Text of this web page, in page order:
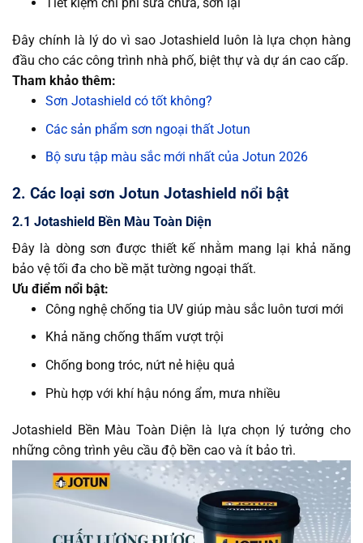
Tiết kiệm chi phí sửa chữa, sơn lại
Đây chính là lý do vì sao Jotashield luôn là lựa chọn hàng
đầu cho các công trình nhà phố, biệt thự và dự án cao cấp.
Tham khảo thêm:
Sơn Jotashield có tốt không?
Các sản phẩm sơn ngoại thất Jotun
Bộ sưu tập màu sắc mới nhất của Jotun 2026
2. Các loại sơn Jotun Jotashield nổi bật
2.1 Jotashield Bền Màu Toàn Diện
Đây là dòng sơn được thiết kế nhằm mang lại khả năng
bảo vệ tối đa cho bề mặt tường ngoại thất.
Ưu điểm nổi bật:
Công nghệ chống tia UV giúp màu sắc luôn tươi mới
Khả năng chống thấm vượt trội
Chống bong tróc, nứt nẻ hiệu quả
Phù hợp với khí hậu nóng ẩm, mưa nhiều
Jotashield Bền Màu Toàn Diện là lựa chọn lý tưởng cho
những công trình yêu cầu độ bền cao và ít bảo trì.